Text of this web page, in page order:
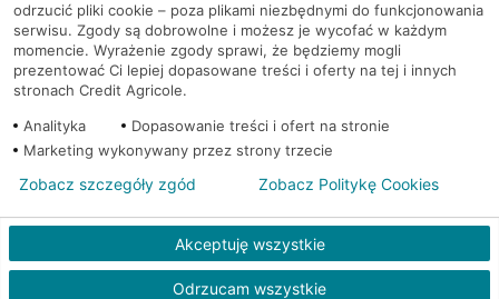
Mapa serwisu
PolitykaCookies
© 2026 Credit Agricole Bank Polska S.A. Wszelkie prawa zastrzeżone
odrzucić pliki cookie – poza plikami niezbędnymi do funkcjonowania
serwisu. Zgody są dobrowolne i możesz je wycofać w każdym
momencie. Wyrażenie zgody sprawi, że będziemy mogli
prezentować Ci lepiej dopasowane treści i oferty na tej i innych
stronach Credit Agricole.
Analityka
Dopasowanie treści i ofert na stronie
Marketing wykonywany przez strony trzecie
Akceptuję wszystkie
Odrzucam wszystkie
Zobacz szczegóły zgód Zobacz Politykę Cookies